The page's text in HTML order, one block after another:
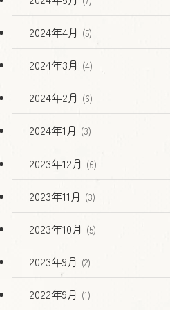
2024年4月 (5)
2024年3月 (4)
2024年2月 (6)
2024年1月 (3)
2023年12月 (6)
2023年11月 (3)
2023年10月 (5)
2023年9月 (2)
2022年9月 (1)